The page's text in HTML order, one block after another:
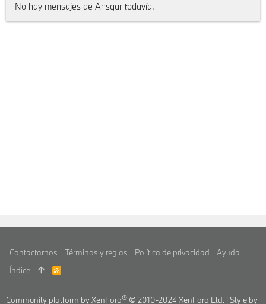
No hay mensajes de Ansgar todavía.
Contactarnos Términos y reglas Política de privacidad
Ayuda
Índice
R
S
Community platform by XenForo® © 2010-2024 XenForo Ltd. | Style by